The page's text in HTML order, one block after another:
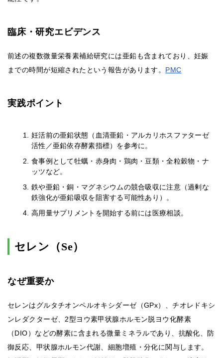
臨床・研究エビデンス
前述の複数微量栄養素補給研究には亜鉛も含まれており、妊娠
までの時間が短縮されたという報告があります。 PMC
実践ポイント
妊活前の亜鉛状態（血清亜鉛・アルカリホスファターゼ
活性／亜鉛依存酵素指標）を参考に。
食事例として牡蠣・赤身肉・鶏肉・豆類・全粒穀物・ナ
ッツなど。
鉄や亜鉛・銅・マグネシウムの競合吸収に注意（過剰な
鉄強化が亜鉛吸収を阻害する可能性あり）。
高用量サプリメントを開始する前には医療相談。
セレン（Se）
なぜ重要か
セレンはグルタチオンペルオキシダーゼ（GPx）、チオレドキシ
ンレダクターゼ、2型ヨウ素甲状腺ホルモン脱ヨウ化酵素
（DIO）などの酵素に含まれる微量ミネラルであり、抗酸化、防
御反応、甲状腺ホルモン代謝、細胞増殖・分化に関与します。